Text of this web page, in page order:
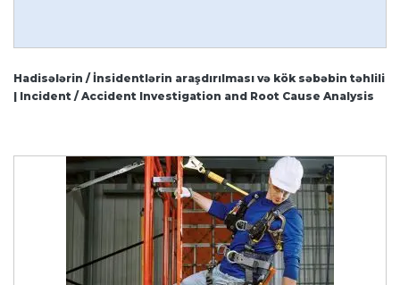
Hadisələrin / İnsidentlərin araşdırılması və kök səbəbin təhlili
| Incident / Accident Investigation and Root Cause Analysis